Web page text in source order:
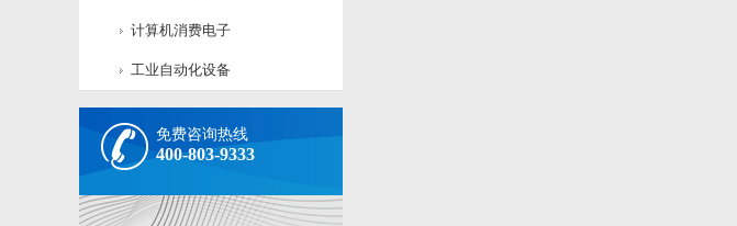
计算机消费电子
工业自动化设备
免费咨询热线
400-803-9333